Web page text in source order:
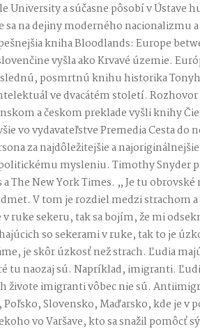
University a súčasne pôsobí v Ústave
na dejiny moderného nacionalizmu
kniha Bloodlands: Europe
vyšla ako Krvavé územie.
posmrtnú knihu historika
ve dvacátém století.
a českom preklade vyšli knihy
vo vydavateľstve Premedia Cesta
za najdôležitejšie a
mysleniu. Timothy Snyder
The New York Times. „ Je tu
V tom je rozdiel medzi strachom
ruke sekeru, tak sa bojím, že mi
so sekerami v ruke, tak to je
je skôr úzkosť než strach. Ľudia
tu naozaj sú. Napríklad, imigranti.
živote imigranti vôbec nie sú.
Slovensko, Maďarsko, kde je v
vo Varšave, kto sa snažil pomôcť